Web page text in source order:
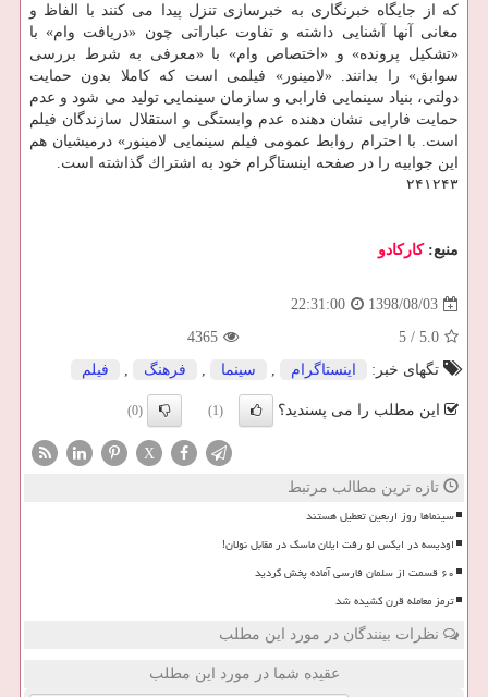
كه از جایگاه خبرنگاری به خبرسازی تنزل پیدا می كنند با الفاظ و
معانی آنها آشنایی داشته و تفاوت عباراتی چون «دریافت وام» با
«تشكیل پرونده» و «اختصاص وام» با «معرفی به شرط بررسی
سوابق» را بدانند. «لامینور» فیلمی است كه كاملا بدون حمایت
دولتی، بنیاد سینمایی فارابی و سازمان سینمایی تولید می شود و عدم
حمایت فارابی نشان دهنده عدم وابستگی و استقلال سازندگان فیلم
است. با احترام روابط عمومی فیلم سینمایی لامینور» درمیشیان هم
این جوابیه را در صفحه اینستاگرام خود به اشتراك گذاشته است.
۲۴۱۲۴۳
منبع:كاركادو
1398/08/03
22:31:00
5.0
/
5
4365
تگهای خبر:
اینستاگرام , سینما , فرهنگ , فیلم
این مطلب را می پسندید؟ (1)
(0)
X
تازه ترین مطالب مرتبط
سینماها روز اربعین تعطیل هستند
اودیسه در ایکس لو رفت ایلان ماسک در مقابل نولان!
۶۰ قسمت از سلمان فارسی آماده پخش گردید
ترمز معامله قرن کشیده شد
نظرات بینندگان در مورد این مطلب
عقیده شما در مورد این مطلب